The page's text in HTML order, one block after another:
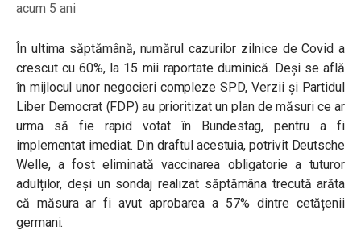
acum 5 ani
În ultima săptămână, numărul cazurilor zilnice de Covid a
crescut cu 60%, la 15 mii raportate duminică. Deși se află
în mijlocul unor negocieri compleze SPD, Verzii și Partidul
Liber Democrat (FDP) au prioritizat un plan de măsuri ce ar
urma să fie rapid votat în Bundestag, pentru a fi
implementat imediat. Din draftul acestuia, potrivit Deutsche
Welle, a fost eliminată vaccinarea obligatorie a tuturor
adulților, deși un sondaj realizat săptămâna trecută arăta
că măsura ar fi avut aprobarea a 57% dintre cetățenii
germani.